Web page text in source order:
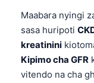
Maabara nyingi
sasa huripoti
kreatinini
Kipimo cha GFR
vitendo na cha